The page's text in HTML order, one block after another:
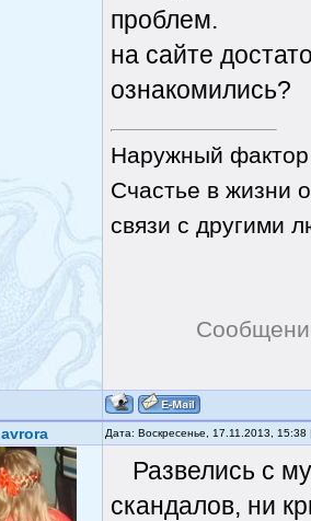
проблем.
на сайте
ознакомились?
Наружный фактор
Счастье в жизни
связи с другими
avrora Дата: Воскресенье, 17.11.2013,
Развелись с
скандалов, ни